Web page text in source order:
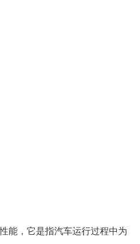
能，它是指汽车运行过程中为